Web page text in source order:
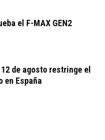
el F-MAX GEN2
de agosto restringe el
en España